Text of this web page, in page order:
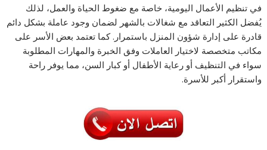
في تنظيم الأعمال اليومية، خاصة مع ضغوط الحياة والعمل، لذلك
يُفضل الكثير التعاقد مع شغالات بالشهر لضمان وجود عاملة بشكل دائم
قادرة على إدارة شؤون المنزل باستمرار. كما تعتمد بعض الأسر على
مكاتب متخصصة لاختيار العاملات وفق الخبرة والمهارات المطلوبة
سواء في التنظيف أو رعاية الأطفال أو كبار السن، مما يوفر راحة
واستقرار أكبر للأسرة.